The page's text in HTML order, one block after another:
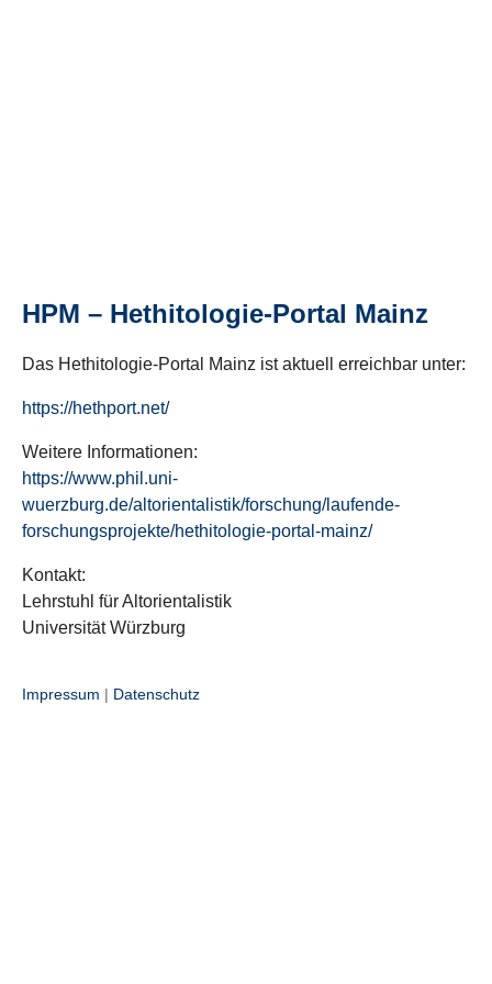
HPM – Hethitologie-Portal Mainz
Das Hethitologie-Portal Mainz ist aktuell erreichbar unter:
https://hethport.net/
Weitere Informationen:
https://www.phil.uni-
wuerzburg.de/altorientalistik/forschung/laufende-
forschungsprojekte/hethitologie-portal-mainz/
Kontakt:
Lehrstuhl für Altorientalistik
Universität Würzburg
Impressum | Datenschutz